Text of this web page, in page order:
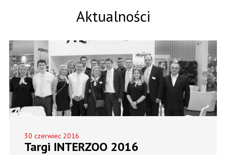
Aktualności
30 czerwiec 2016
Targi INTERZOO 2016